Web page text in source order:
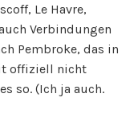
Le Havre,
Verbindungen
Pembroke, das in
offiziell nicht
so. (Ich ja auch.